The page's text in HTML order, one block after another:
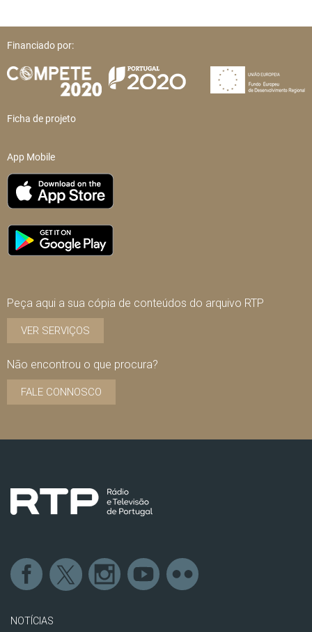
Financiado por:
Ficha de projeto
App Mobile
Peça aqui a sua cópia de conteúdos do arquivo RTP
VER SERVIÇOS
Não encontrou o que procura?
FALE CONNOSCO
NOTÍCIAS